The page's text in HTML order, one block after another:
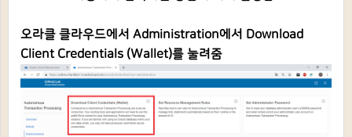
오라클 클라우드에서 Administration에서 Download
Client Credentials (Wallet)를 눌려줌